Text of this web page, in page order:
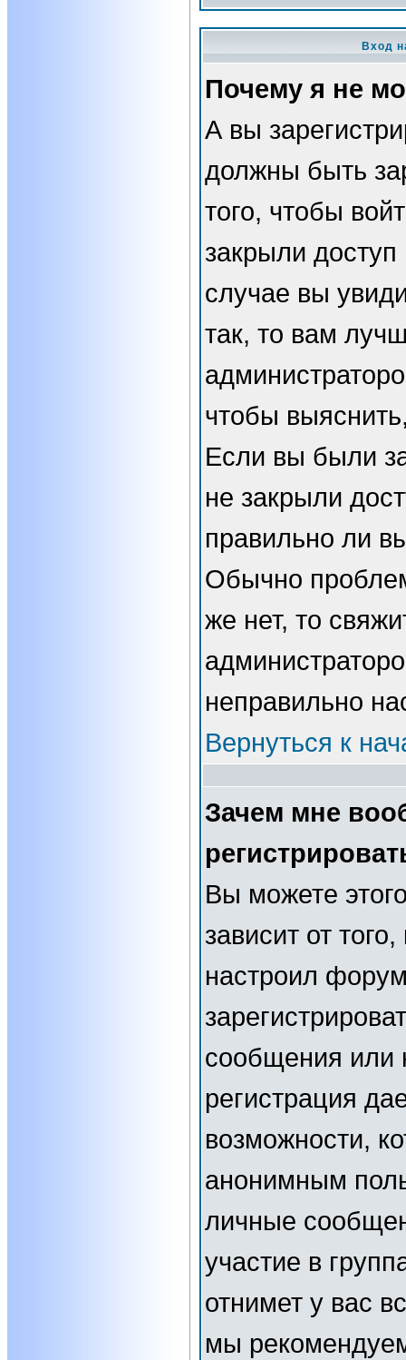
Вход
Почему я не
А вы
должны быть
того, чтобы
закрыли
случае вы
так, то вам
чтобы
Если вы были
не закрыли
правильно ли
Обычно
же нет, то
неправильно
Вернуться к
Зачем мне
Вы можете
зависит от
настроил
сообщения или
регистрация
возможности,
анонимным
личные
участие в
отнимет у вас
мы